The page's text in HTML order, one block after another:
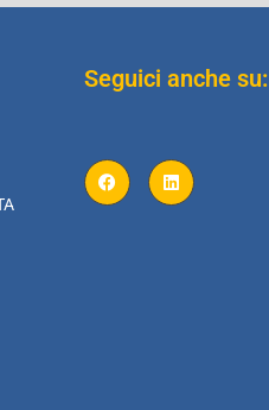
Seguici anche su: